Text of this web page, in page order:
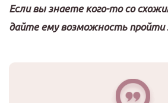
Если вы знаете кого-то со
дайте ему возможность